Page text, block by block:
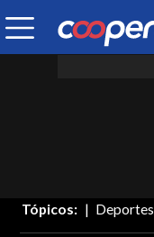
Tópicos: Deportes